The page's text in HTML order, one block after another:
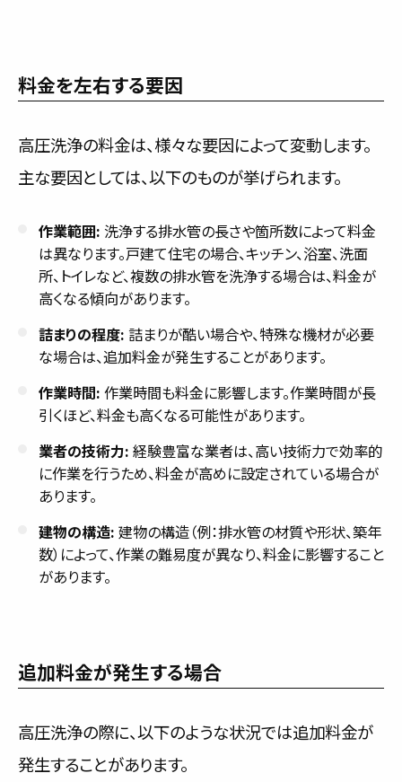
料金を左右する要因
高圧洗浄の料金は、様々な要因によって変動します。
主な要因としては、以下のものが挙げられます。
作業範囲: 洗浄する排水管の長さや箇所数によって料金
は異なります。戸建て住宅の場合、キッチン、浴室、洗面
所、トイレなど、複数の排水管を洗浄する場合は、料金が
高くなる傾向があります。
詰まりの程度: 詰まりが酷い場合や、特殊な機材が必要
な場合は、追加料金が発生することがあります。
作業時間: 作業時間も料金に影響します。作業時間が長
引くほど、料金も高くなる可能性があります。
業者の技術力: 経験豊富な業者は、高い技術力で効率的
に作業を行うため、料金が高めに設定されている場合が
あります。
建物の構造: 建物の構造（例：排水管の材質や形状、築年
数）によって、作業の難易度が異なり、料金に影響すること
があります。
追加料金が発生する場合
高圧洗浄の際に、以下のような状況では追加料金が
発生することがあります。